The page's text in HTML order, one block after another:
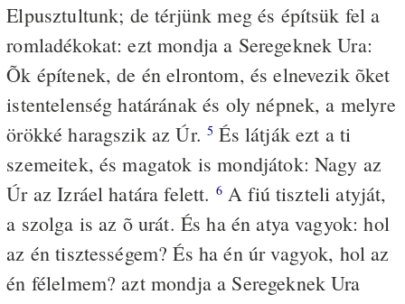
Elpusztultunk; de térjünk meg és építsük fel a
romladékokat: ezt mondja a Seregeknek Ura:
Õk építenek, de én elrontom, és elnevezik õket
istentelenség határának és oly népnek, a melyre
örökké haragszik az Úr.5 És látják ezt a ti
szemeitek, és magatok is mondjátok: Nagy az
Úr az Izráel határa felett. 6A fiú tiszteli atyját,
a szolga is az õ urát. És ha én atya vagyok: hol
az én tisztességem? És ha én úr vagyok, hol az
én félelmem? azt mondja a Seregeknek Ura